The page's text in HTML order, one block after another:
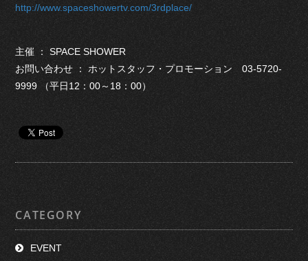
http://www.spaceshowertv.com/3rdplace/
主催 ： SPACE SHOWER
お問い合わせ ： ホットスタッフ・プロモーション 03-5720-
9999 （平日12：00～18：00）
CATEGORY
EVENT